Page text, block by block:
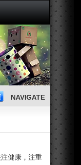
NAVIGATE
健康，注重